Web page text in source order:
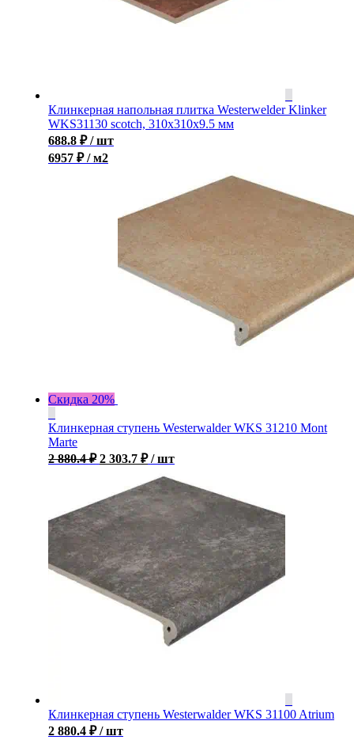
Клинкерная напольная плитка Westerwelder Klinker
WKS31130 scotch, 310x310x9.5 мм
688.8 ₽ / шт
6957 ₽ / м2
Скидка 20%
Клинкерная ступень Westerwalder WKS 31210 Mont
Marte
2 880.4₽ 2 303.7 ₽ / шт
Клинкерная ступень Westerwalder WKS 31100 Atrium
2 880.4 ₽ / шт